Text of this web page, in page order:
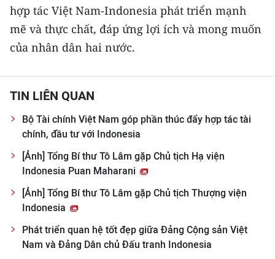
VỀ BÁO NHÂN DÂN
NHÂN DÂN CUỐI TUẦN
NHÂN DÂN HẰNG THÁNG
ĐỌC BÁO IN
ENGLISH
中文
hợp tác Việt Nam-Indonesia phát triển mạnh
mẽ và thực chất, đáp ứng lợi ích và mong muốn
của nhân dân hai nước.
TIN LIÊN QUAN
Bộ Tài chính Việt Nam góp phần thúc đẩy hợp tác tài
chính, đầu tư với Indonesia
[Ảnh] Tổng Bí thư Tô Lâm gặp Chủ tịch Hạ viện
Indonesia Puan Maharani
[Ảnh] Tổng Bí thư Tô Lâm gặp Chủ tịch Thượng viện
Indonesia
Phát triển quan hệ tốt đẹp giữa Đảng Cộng sản Việt
Nam và Đảng Dân chủ Đấu tranh Indonesia